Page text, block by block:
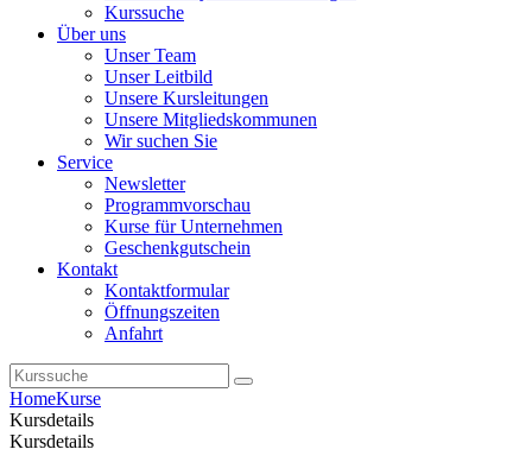
Kurssuche
Über uns
Unser Team
Unser Leitbild
Unsere Kursleitungen
Unsere Mitgliedskommunen
Wir suchen Sie
Service
Newsletter
Programmvorschau
Kurse für Unternehmen
Geschenkgutschein
Kontakt
Kontaktformular
Öffnungszeiten
Anfahrt
HomeKurse
Kursdetails
Kursdetails